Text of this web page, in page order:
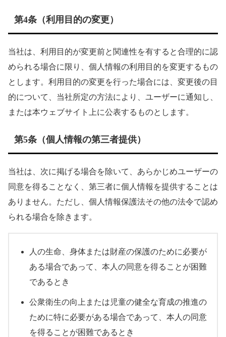
第4条（利用目的の変更）
当社は、利用目的が変更前と関連性を有すると合理的に認
められる場合に限り、個人情報の利用目的を変更するもの
とします。利用目的の変更を行った場合には、変更後の目
的について、当社所定の方法により、ユーザーに通知し、
または本ウェブサイト上に公表するものとします。
第5条（個人情報の第三者提供）
当社は、次に掲げる場合を除いて、あらかじめユーザーの
同意を得ることなく、第三者に個人情報を提供することは
ありません。ただし、個人情報保護法その他の法令で認め
られる場合を除きます。
人の生命、身体または財産の保護のために必要が
ある場合であって、本人の同意を得ることが困難
であるとき
公衆衛生の向上または児童の健全な育成の推進の
ために特に必要がある場合であって、本人の同意
を得ることが困難であるとき